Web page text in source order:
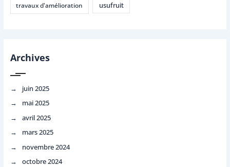
travaux d'amélioration usufruit
Archives
juin 2025
mai 2025
avril 2025
mars 2025
novembre 2024
octobre 2024